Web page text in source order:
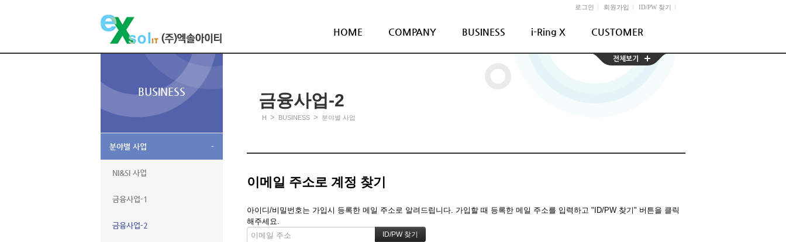
로그인 회원가입 ID/PW 찾기
HOME COMPANY BUSINESS i-Ring X CUSTOMER
BUSINESS
분야별 사업 -
NI&SI 사업
금융사업-1
금융사업-2
금융사업-2
H > BUSINESS > 분야별 사업
이메일 주소로 계정 찾기
아이디/비밀번호는 가입시 등록한 메일 주소로 알려드립니다. 가입할 때 등록한 메일 주소를 입력하고 "ID/PW 찾기" 버튼을 클릭
해주세요.